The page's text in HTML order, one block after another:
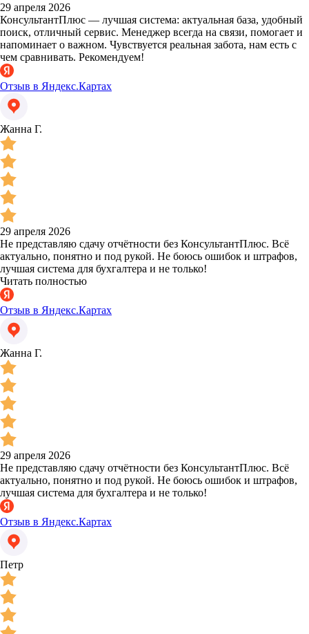
29 апреля 2026
КонсультантПлюс — лучшая система: актуальная база, удобный
поиск, отличный сервис. Менеджер всегда на связи, помогает и
напоминает о важном. Чувствуется реальная забота, нам есть с
чем сравнивать. Рекомендуем!
Отзыв в Яндекс.Картах
Жанна Г.
29 апреля 2026
Не представляю сдачу отчётности без КонсультантПлюс. Всё
актуально, понятно и под рукой. Не боюсь ошибок и штрафов,
лучшая система для бухгалтера и не только!
Читать полностью
Отзыв в Яндекс.Картах
Жанна Г.
29 апреля 2026
Не представляю сдачу отчётности без КонсультантПлюс. Всё
актуально, понятно и под рукой. Не боюсь ошибок и штрафов,
лучшая система для бухгалтера и не только!
Отзыв в Яндекс.Картах
Петр